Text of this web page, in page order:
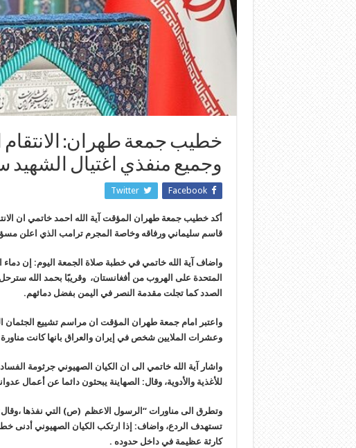
خطيب جمعة طهران: الانتقام
وجميع منفذي اغتيال الشهيد
Facebook
Twitter
أكد خطيب جمعة طهران المؤقت آية الله احمد خاتمي ان
قاسم سليماني ورفاقه وخاصة المجرم ترامب الذي اعلن
واضاف آية الله خاتمي في خطبة صلاة الجمعة اليوم: إن
المتحدة على الهروب من أفغانستان، وقريبًا بحمد الله
الصدد كما تجلت مقدمة النصر في اليمن بفضل دمائهم.
واعتبر امام جمعة طهران المؤقت ان مراسم تشييع
وعشرات الملايين شخص في إيران والعراق بانها كانت
واشار آية الله خاتمي الى ان الكيان الصهيوني جرثومة
للأغذية والأدوية، وقال: الصهاينة يبحثون دائما عن أعمال
وتطرق الى مناورات “الرسول الاعظم (ص) التي نفذها
تستهدف الردع، واضاف: إذا ارتكب الكيان الصهيوني أدنى
كارثة عظيمة في داخل حدوده .